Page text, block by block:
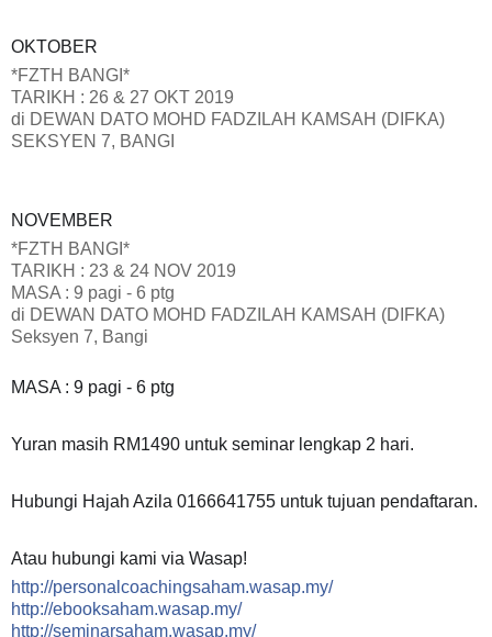
OKTOBER
*FZTH BANGI*
TARIKH : 26 & 27 OKT 2019
di DEWAN DATO MOHD FADZILAH KAMSAH (DIFKA)
SEKSYEN 7, BANGI
NOVEMBER
*FZTH BANGI*
TARIKH : 23 & 24 NOV 2019
MASA : 9 pagi - 6 ptg
di DEWAN DATO MOHD FADZILAH KAMSAH (DIFKA)
Seksyen 7, Bangi
MASA : 9 pagi - 6 ptg
Yuran masih RM1490 untuk seminar lengkap 2 hari.
Hubungi Hajah Azila 0166641755 untuk tujuan pendaftaran.
Atau hubungi kami via Wasap!
http://personalcoachingsaham.wasap.my/
http://ebooksaham.wasap.my/
http://seminarsaham.wasap.my/